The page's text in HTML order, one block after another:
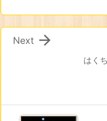
はく

Next